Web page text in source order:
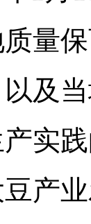
量
及
实
产